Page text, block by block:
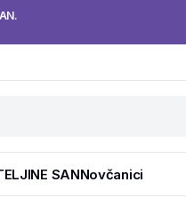
SANNovčanici